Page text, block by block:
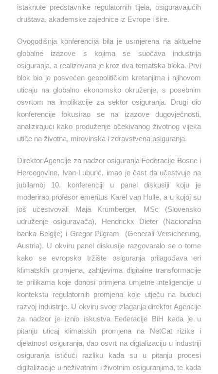
istaknute predstavnike regulatornih tijela, osiguravajućih
društava, akademske zajednice iz Evrope i šire.
Ovogodišnja konferencija bila je usmjerena na aktuelne
globalne izazove s kojima se suočava industrija
osiguranja, a realizovana je kroz dva tematska bloka. Prvi
blok bio je posvećen geopolitičkim kretanjima i njihovom
uticaju na globalno ekonomsko okruženje, s posebnim
osvrtom na implikacije za sektor osiguranja. Drugi dio
konferencije fokusirao se na izazove dugovječnosti,
analizirajući kako produženje očekivanog životnog vijeka
utiče na životna, mirovinska i zdravstvena osiguranja.
Direktor Agencije za nadzor osiguranja Federacije Bosne i
Hercegovine, Ivan Luburić, imao je čast da učestvuje na
jubilarnoj 10. konferenciji u panel diskusiji koju je
moderirao profesor emeritus Karel van Hulle, a u kojoj su
još učestvovali Maja Krumberger, MSc (Slovensko
udruženje osiguravača), Hendrickx Dieter (Nacionalna
banka Belgije) i Gregor Pilgram (Generali Versicherung,
Austria). U okviru panel diskusije razgovaralo se o tome
kako se evropsko tržište osiguranja prilagođava eri
klimatskih promjena, zahtjevima digitalne transformacije
te prilikama koje donosi primjena umjetne inteligencije u
kontekstu regulatornih promjena koje utječu na budući
razvoj industrije. U okviru svog izlaganja direktor Agencije
za nadzor je iznio iskustva Federacije BiH kada je u
pitanju uticaj klimatskih promjena na NetCat rizike i
djelatnost osiguranja, dao osvrt na digtalizaciju u industriji
osiguranja ističući razliku kada su u pitanju procesi
digitalizacije u neživotnim i životnim osiguranjima, te kada